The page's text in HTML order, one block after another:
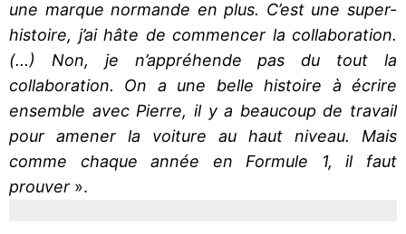
une marque normande en plus. C’est une super-
histoire, j’ai hâte de commencer la collaboration.
(...) Non, je n’appréhende pas du tout la
collaboration. On a une belle histoire à écrire
ensemble avec Pierre, il y a beaucoup de travail
pour amener la voiture au haut niveau. Mais
comme chaque année en Formule 1, il faut
prouver ».